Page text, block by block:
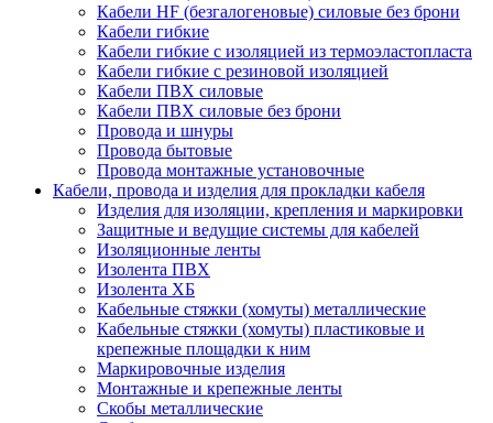
Кабели HF (безгалогеновые) силовые без брони
Кабели гибкие
Кабели гибкие с изоляцией из термоэластопласта
Кабели гибкие с резиновой изоляцией
Кабели ПВХ силовые
Кабели ПВХ силовые без брони
Провода и шнуры
Провода бытовые
Провода монтажные установочные
Кабели, провода и изделия для прокладки кабеля
Изделия для изоляции, крепления и маркировки
Защитные и ведущие системы для кабелей
Изоляционные ленты
Изолента ПВХ
Изолента ХБ
Кабельные стяжки (хомуты) металлические
Кабельные стяжки (хомуты) пластиковые и
крепежные площадки к ним
Маркировочные изделия
Монтажные и крепежные ленты
Скобы металлические